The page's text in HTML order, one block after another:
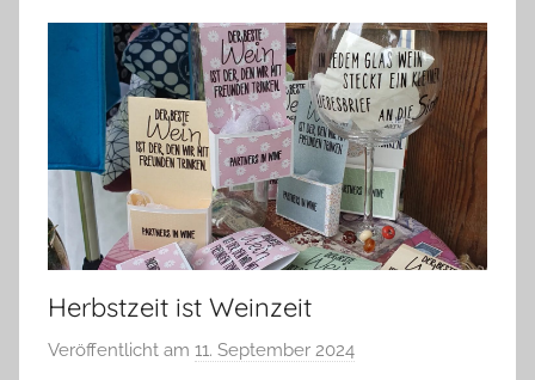
Herbstzeit ist Weinzeit
Veröffentlicht am 11. September 2024